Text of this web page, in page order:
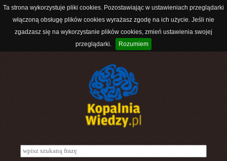
Ta strona wykorzystuje pliki cookies. Pozostawiając w ustawieniach przeglądarki
włączoną obsługę plików cookies wyrażasz zgodę na ich użycie. Jeśli nie
zgadzasz się na wykorzystanie plików cookies, zmień ustawienia swojej
przeglądarki.
Rozumiem